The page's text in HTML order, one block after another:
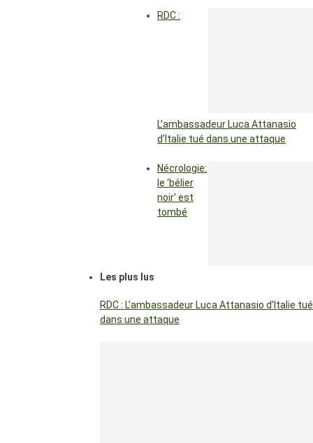
RDC :
L’ambassadeur Luca Attanasio
d’Italie tué dans une attaque
Nécrologie:
le ‘bélier
noir’ est
tombé
Les plus lus
RDC : L’ambassadeur Luca Attanasio d’Italie tué
dans une attaque